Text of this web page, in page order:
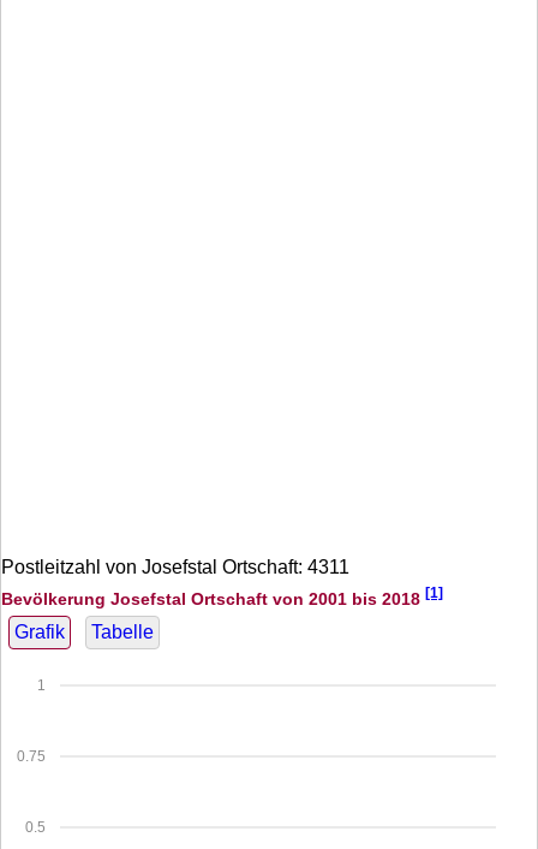
Postleitzahl von Josefstal Ortschaft: 4311
Bevölkerung Josefstal Ortschaft von 2001 bis 2018 [1]
Grafik Tabelle
0.5
0.75
1